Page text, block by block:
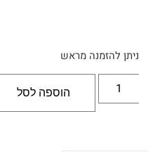
ניתן להזמנה מראש
הוספה לסל